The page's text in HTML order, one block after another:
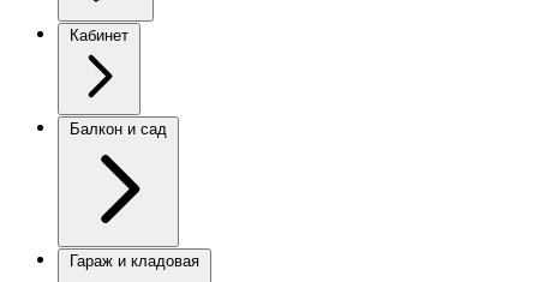
Кабинет
Балкон и сад
Гараж и кладовая